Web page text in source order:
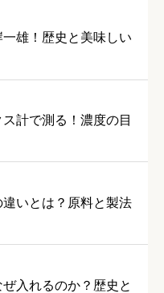
雄！歴史と美味しい
計で測る！濃度の目
いとは？原料と製法
入れるのか？歴史と